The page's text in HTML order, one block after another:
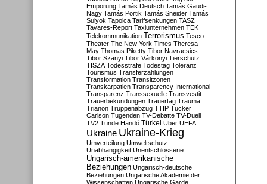
Empörung Tamás Deutsch Tamás Gaudi-
Nagy Tamás Portik Tamás Sneider Tamás
Sulyok Tapolca Tarifsenkungen TASZ
Tavares-Report Taxiunternehmen TEK
Telekommunikation Terrorismus Tesco
Theater The New York Times Theresa
May Thomas Piketty Tibor Navracsics
Tibor Szanyi Tibor Várkonyi Tierschutz
TISZA Todesstrafe Todestag Toleranz
Tourismus Transferzahlungen
Transformation Transitzonen
Transkarpatien Transparency International
Transparenz Transsexuelle Transvestit
Trauerbekundungen Trauertag Trauma
Trianon Truppenabzug TTIP Tucker
Carlson Tugenden TV-Debatte TV-Duell
TV2 Tünde Handó Türkei Uber UEFA
Ukraine Ukraine-Krieg
Umverteilung Umweltschutz
Unabhängigkeit Unentschlossene
Ungarisch-amerikanische
Beziehungen Ungarisch-deutsche
Beziehungen Ungarische Akademie der
Wissenschaften Ungarische Garde